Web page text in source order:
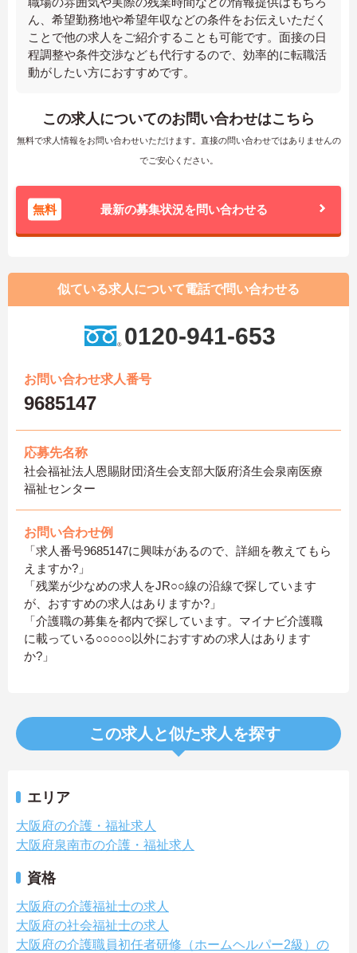
ん、希望勤務地や希望年収などの条件をお伝えいただく
ことで他の求人をご紹介することも可能です。面接の日
程調整や条件交渉なども代行するので、効率的に転職活
動がしたい方におすすめです。
この求人についてのお問い合わせはこちら
無料で求人情報をお問い合わせいただけます。直接の問い合わせではありませんの
でご安心ください。
無料 最新の募集状況を問い合わせる
似ている求人について電話で問い合わせる
0120-941-653
お問い合わせ求人番号
9685147
応募先名称
社会福祉法人恩賜財団済生会支部大阪府済生会泉南医療
福祉センター
お問い合わせ例
「求人番号9685147に興味があるので、詳細を教えてもら
えますか?」
「残業が少なめの求人をJR○○線の沿線で探しています
が、おすすめの求人はありますか?」
「介護職の募集を都内で探しています。マイナビ介護職
に載っている○○○○○以外におすすめの求人はあります
か?」
この求人と似た求人を探す
エリア
大阪府の介護・福祉求人
大阪府泉南市の介護・福祉求人
資格
大阪府の介護福祉士の求人
大阪府の社会福祉士の求人
大阪府の介護職員初任者研修（ホームヘルパー2級）の